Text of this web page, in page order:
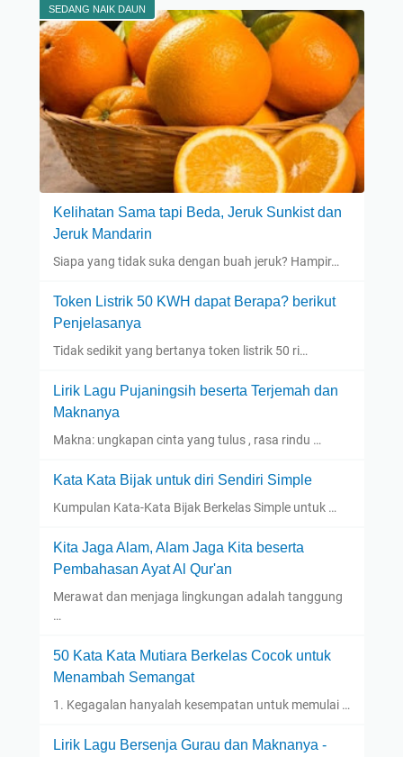
SEDANG NAIK DAUN
Kelihatan Sama tapi Beda, Jeruk Sunkist dan
Jeruk Mandarin
Siapa yang tidak suka dengan buah jeruk? Hampir…
Token Listrik 50 KWH dapat Berapa? berikut
Penjelasanya
Tidak sedikit yang bertanya token listrik 50 ri…
Lirik Lagu Pujaningsih beserta Terjemah dan
Maknanya
Makna: ungkapan cinta yang tulus , rasa rindu …
Kata Kata Bijak untuk diri Sendiri Simple
Kumpulan Kata-Kata Bijak Berkelas Simple untuk …
Kita Jaga Alam, Alam Jaga Kita beserta
Pembahasan Ayat Al Qur'an
Merawat dan menjaga lingkungan adalah tanggung
…
50 Kata Kata Mutiara Berkelas Cocok untuk
Menambah Semangat
1. Kegagalan hanyalah kesempatan untuk memulai …
Lirik Lagu Bersenja Gurau dan Maknanya -